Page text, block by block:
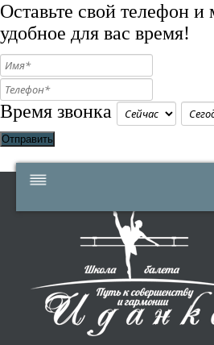
Оставьте свой телефон
удобное для вас время!
Время звонка
Отправить